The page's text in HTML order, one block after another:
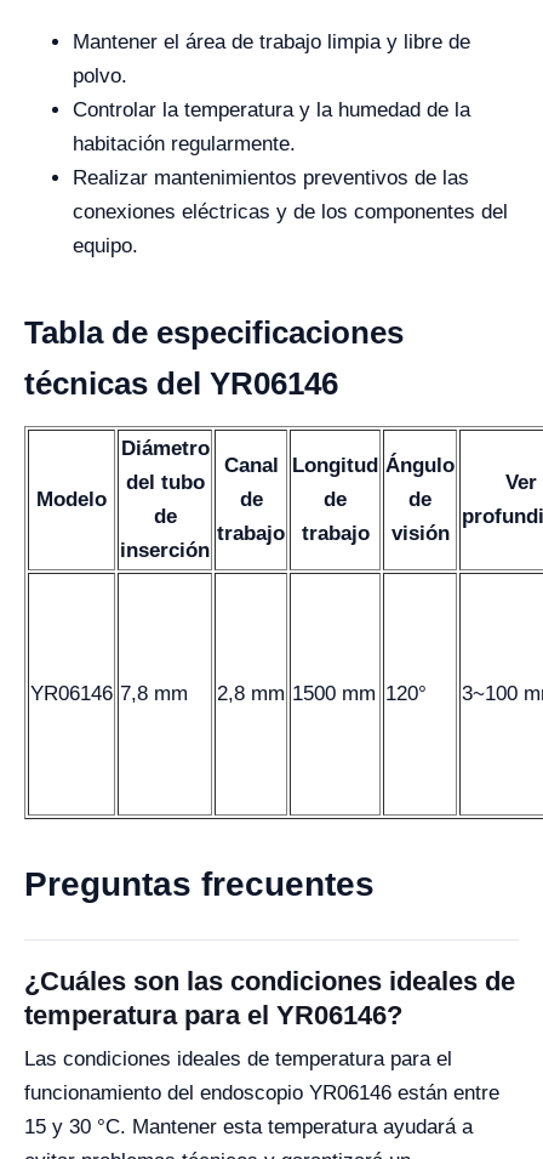
Mantener el área de trabajo limpia y libre de
polvo.
Controlar la temperatura y la humedad de la
habitación regularmente.
Realizar mantenimientos preventivos de las
conexiones eléctricas y de los componentes del
equipo.
Tabla de especificaciones
técnicas del YR06146
Modelo
Diámetro
del tubo
de
inserción
Canal
de
trabajo
Longitud
de
trabajo
Ángulo
de
visión
Ver
YR06146 7,8 mm 2,8 mm 1500 mm 120° 3~100
Preguntas frecuentes
¿Cuáles son las condiciones ideales de
temperatura para el YR06146?
Las condiciones ideales de temperatura para el
funcionamiento del endoscopio YR06146 están entre
15 y 30 °C. Mantener esta temperatura ayudará a